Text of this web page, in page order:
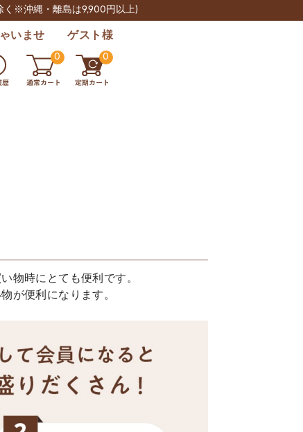
※沖縄・離島は9,900円以上)
ゃいませ ゲスト様
0 0
物時にとても便利です。
が便利になります。